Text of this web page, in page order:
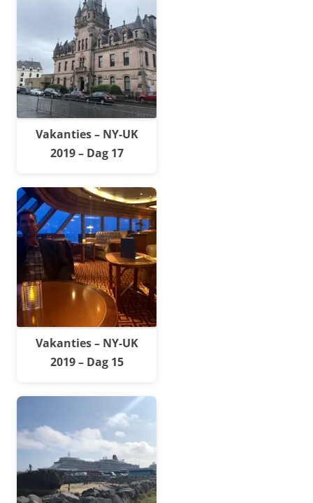
Vakanties – NY-UK
2019 – Dag 17
Vakanties – NY-UK
2019 – Dag 15